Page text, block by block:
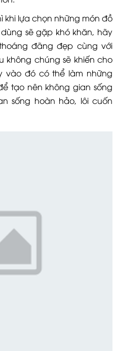
khi lựa chọn những món đồ
sẽ gặp khó khăn, hãy
đãng đẹp cùng với
không chúng sẽ khiến cho
vào đó có thể làm những
tạo nên không gian sống
sống hoàn hảo, lôi cuốn